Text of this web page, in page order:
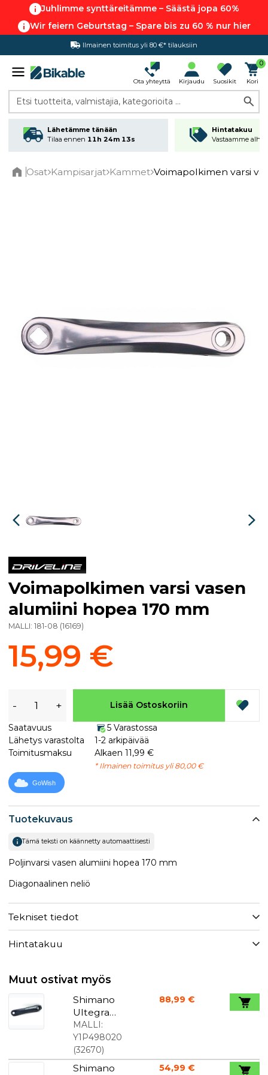
Juhlimme synttäreitämme – Säästä jopa 60%
Wir feiern Geburtstag – Spare bis zu 60 % nur hier
Ilmainen toimitus yli 80 €* tilauksiin
Hintatakuu
Ota yhteyttä Kirjaudu Suosikit
0
Kori
Etsi tuotteita, valmistajia, kategorioita ...
Lähetämme tänään
Tilaa ennen 11h 24m 13s
Hintatakuu
Vastaamme
Osat Kampisarjat Kammet Voimapolkimen varsi
Tuotekuvaus
Tämä teksti on käännetty automaattisesti
Poljinvarsi vasen alumiini hopea 170 mm
Diagonaalinen neliö
Tekniset tiedot
Hintatakuu
Voimapolkimen varsi vasen
alumiini hopea 170 mm
MALLI: 181-08 (16169)
15,99 €
- + Lisää Ostoskoriin
Saatavuus
5 Varastossa
Lähetys varastolta
1-2 arkipäivää
Toimitusmaksu
Alkaen 11,99 €
* Ilmainen toimitus yli 80,00 €
GoWish
Muut ostivat myös
Shimano
Ultegra
6800 vasen
kampiakseli
n varsi
musta 170
MALLI:
Y1P498020
(32670)
88,99 €
Shimano 54,99 €